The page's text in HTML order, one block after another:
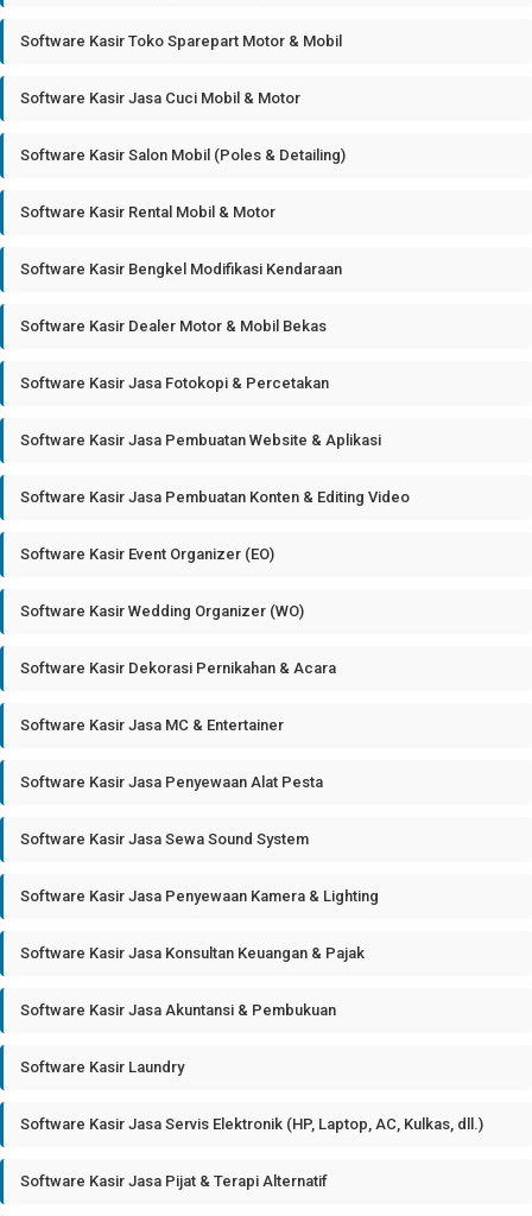
Software Kasir Toko Sparepart Motor & Mobil
Software Kasir Jasa Cuci Mobil & Motor
Software Kasir Salon Mobil (Poles & Detailing)
Software Kasir Rental Mobil & Motor
Software Kasir Bengkel Modifikasi Kendaraan
Software Kasir Dealer Motor & Mobil Bekas
Software Kasir Jasa Fotokopi & Percetakan
Software Kasir Jasa Pembuatan Website & Aplikasi
Software Kasir Jasa Pembuatan Konten & Editing Video
Software Kasir Event Organizer (EO)
Software Kasir Wedding Organizer (WO)
Software Kasir Dekorasi Pernikahan & Acara
Software Kasir Jasa MC & Entertainer
Software Kasir Jasa Penyewaan Alat Pesta
Software Kasir Jasa Sewa Sound System
Software Kasir Jasa Penyewaan Kamera & Lighting
Software Kasir Jasa Konsultan Keuangan & Pajak
Software Kasir Jasa Akuntansi & Pembukuan
Software Kasir Laundry
Software Kasir Jasa Servis Elektronik (HP, Laptop, AC, Kulkas, dll.)
Software Kasir Jasa Pijat & Terapi Alternatif